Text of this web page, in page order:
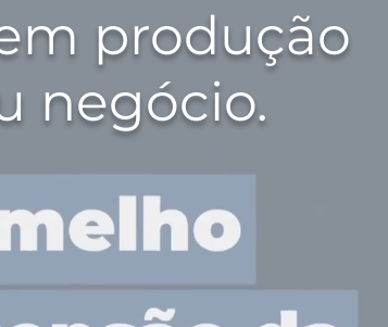
produção
negócio.